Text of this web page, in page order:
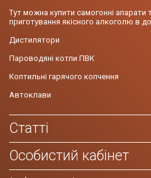
Тут можна купити самогонні апарати
приготування якісного алкоголю в
Дистилятори
Пароводяні котли ПВК
Коптильні гарячого копчення
Автоклави
Статті
Особистий кабінет